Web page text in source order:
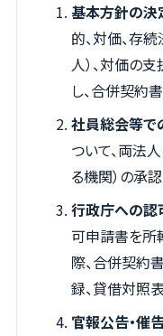
基本方針の決
的、対価、存
人）、対価の
し、合併契約
社員総会等で
ついて、両法
る機関）の承
行政庁への認
可申請書を所
際、合併契約
録、貸借対照
官報公告・催